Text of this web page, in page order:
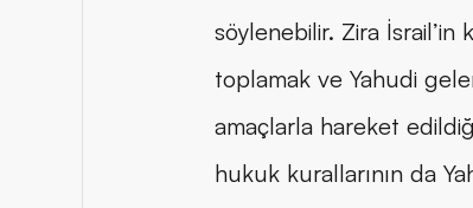
söylenebilir. Zira İsrail’in
toplamak ve Yahudi
amaçlarla hareket
hukuk kurallarının da